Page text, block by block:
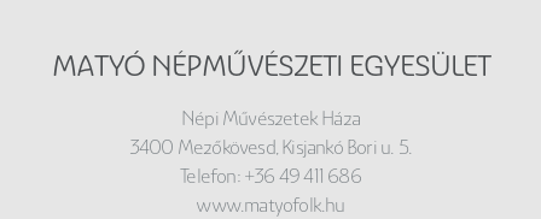
MATYÓ NÉPMŰVÉSZETI EGYESÜLET
Népi Művészetek Háza
3400 Mezőkövesd, Kisjankó Bori u. 5.
Telefon: +36 49 411 686
www.matyofolk.hu